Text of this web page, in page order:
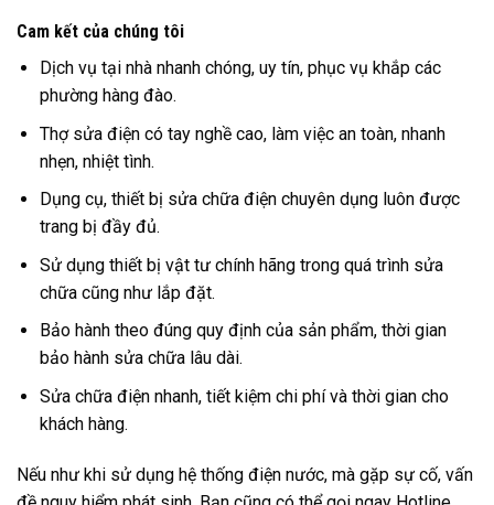
Cam kết của chúng tôi
Dịch vụ tại nhà nhanh chóng, uy tín, phục vụ khắp các
phường hàng đào.
Thợ sửa điện có tay nghề cao, làm việc an toàn, nhanh
nhẹn, nhiệt tình.
Dụng cụ, thiết bị sửa chữa điện chuyên dụng luôn được
trang bị đầy đủ.
Sử dụng thiết bị vật tư chính hãng trong quá trình sửa
chữa cũng như lắp đặt.
Bảo hành theo đúng quy định của sản phẩm, thời gian
bảo hành sửa chữa lâu dài.
Sửa chữa điện nhanh, tiết kiệm chi phí và thời gian cho
khách hàng.
Nếu như khi sử dụng hệ thống điện nước, mà gặp sự cố, vấn